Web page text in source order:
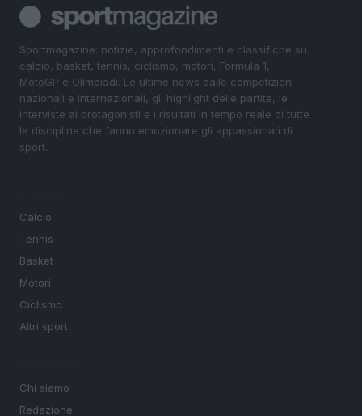
Sportmagazine: notizie, approfondimenti e classifiche su
calcio, basket, tennis, ciclismo, motori, Formula 1,
MotoGP e Olimpiadi. Le ultime news dalle competizioni
nazionali e internazionali, gli highlight delle partite, le
interviste ai protagonisti e i risultati in tempo reale di tutte
le discipline che fanno emozionare gli appassionati di
sport.
Calcio
Tennis
Basket
Motori
Ciclismo
Altri sport
Chi siamo
Redazione